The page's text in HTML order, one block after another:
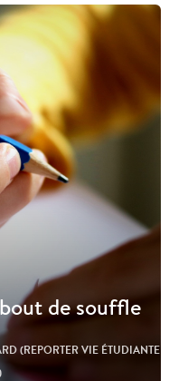
de souffle
(REPORTER VIE ÉTUDIANTE